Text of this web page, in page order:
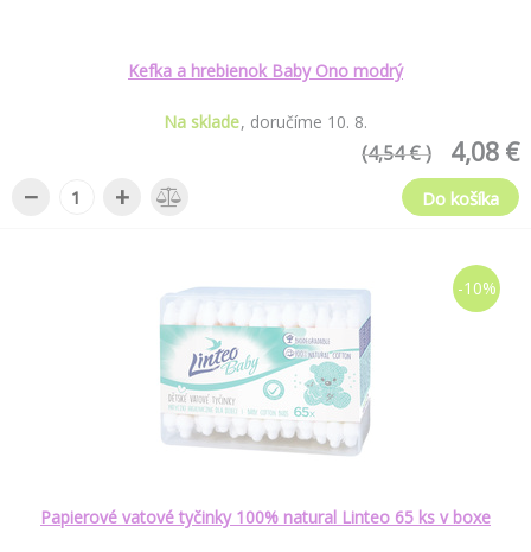
Kefka a hrebienok Baby Ono modrý
Na sklade doručíme 10. 8.
4,08 €
(4,54 € )
− + Do košíka
-10%
Papierové vatové tyčinky 100% natural Linteo 65 ks v boxe